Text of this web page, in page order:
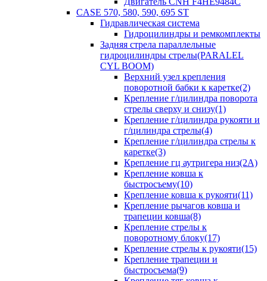
CASE 570, 580, 590, 695 ST
Гидравлическая система
Гидроцилиндры и ремкомплекты
Задняя стрела параллельные
гидроцилиндры стрелы(PARALEL
CYL BOOM)
Верхний узел крепления
поворотной бабки к каретке(2)
Крепление г/цилиндра поворота
стрелы сверху и снизу(1)
Крепление г/цилиндра рукояти и
г/цилиндра стрелы(4)
Крепление г/цилиндра стрелы к
каретке(3)
Крепление гц аутригера низ(2А)
Крепление ковша к
быстросъему(10)
Крепление ковша к рукояти(11)
Крепление рычагов ковша и
трапеции ковша(8)
Крепление стрелы к
поворотному блоку(17)
Крепление стрелы к рукояти(15)
Крепление трапеции и
быстросъема(9)